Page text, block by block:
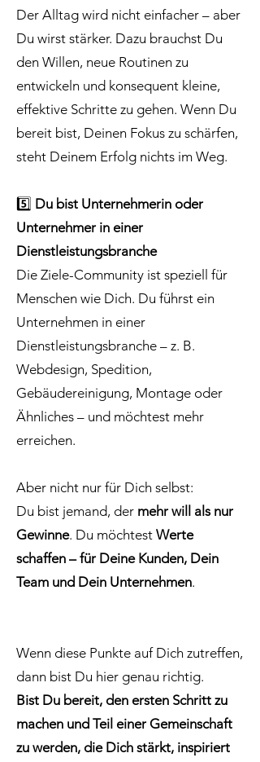
Der Alltag wird nicht einfacher – aber
Du wirst stärker. Dazu brauchst Du
den Willen, neue Routinen zu
entwickeln und konsequent kleine,
effektive Schritte zu gehen. Wenn Du
bereit bist, Deinen Fokus zu schärfen,
steht Deinem Erfolg nichts im Weg.
5️⃣ Du bist Unternehmerin oder
Unternehmer in einer
Dienstleistungsbranche
Die Ziele-Community ist speziell für
Menschen wie Dich. Du führst ein
Unternehmen in einer
Dienstleistungsbranche – z. B.
Webdesign, Spedition,
Gebäudereinigung, Montage oder
Ähnliches – und möchtest mehr
erreichen.
Aber nicht nur für Dich selbst:
Du bist jemand, der mehr will als nur
Gewinne. Du möchtest Werte
schaffen – für Deine Kunden, Dein
Team und Dein Unternehmen.
Wenn diese Punkte auf Dich zutreffen,
dann bist Du hier genau richtig.
Bist Du bereit, den ersten Schritt zu
machen und Teil einer Gemeinschaft
zu werden, die Dich stärkt, inspiriert